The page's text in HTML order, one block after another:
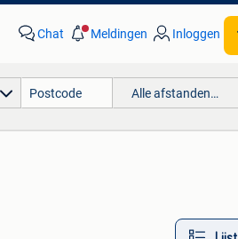
Chat Meldingen Inloggen
Alle afstanden…